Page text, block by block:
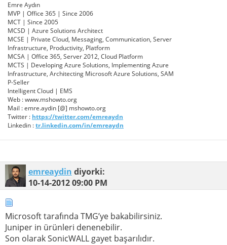
Emre Aydın
MVP | Office 365 | Since 2006
MCT | Since 2005
MCSD | Azure Solutions Architect
MCSE | Private Cloud, Messaging, Communication, Server
Infrastructure, Productivity, Platform
MCSA | Office 365, Server 2012, Cloud Platform
MCTS | Developing Azure Solutions, Implementing Azure
Infrastructure, Architecting Microsoft Azure Solutions, SAM
P-Seller
Intelligent Cloud | EMS
Web : www.mshowto.org
Mail : emre.aydin [@] mshowto.org
Twitter : https://twitter.com/emreaydn
Linkedin :tr.linkedin.com/in/emreaydn
emreaydin diyorki:
10-14-201209:00 PM
Microsoft tarafında TMG’ye bakabilirsiniz.
Juniper in ürünleri denenebilir.
Son olarak SonicWALL gayet başarılıdır.